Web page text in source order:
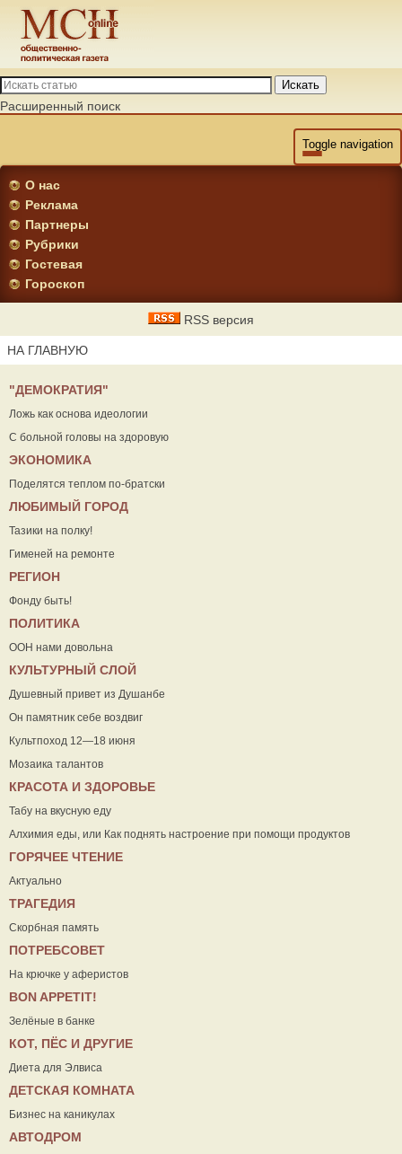
Искать
Расширенный поиск
Toggle navigation
О нас
Реклама
Партнеры
Рубрики
Гостевая
Гороскоп
RSS версия
НА ГЛАВНУЮ
"ДЕМОКРАТИЯ"
Ложь как основа идеологии
С больной головы на здоровую
ЭКОНОМИКА
Поделятся теплом по-братски
ЛЮБИМЫЙ ГОРОД
Тазики на полку!
Гименей на ремонте
РЕГИОН
Фонду быть!
ПОЛИТИКА
ООН нами довольна
КУЛЬТУРНЫЙ СЛОЙ
Душевный привет из Душанбе
Он памятник себе воздвиг
Культпоход 12—18 июня
Мозаика талантов
КРАСОТА И ЗДОРОВЬЕ
Табу на вкусную еду
Алхимия еды, или Как поднять настроение при помощи продуктов
ГОРЯЧЕЕ ЧТЕНИЕ
Актуально
ТРАГЕДИЯ
Скорбная память
ПОТРЕБСОВЕТ
На крючке у аферистов
ВON APPETIT!
Зелёные в банке
КОТ, ПЁС И ДРУГИЕ
Диета для Элвиса
ДЕТСКАЯ КОМНАТА
Бизнес на каникулах
АВТОДРОМ